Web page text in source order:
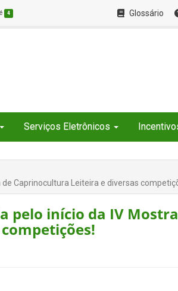
4 Glossário
Serviços Eletrônicos
Caprinocultura Leiteira e diversas
pelo início da IV